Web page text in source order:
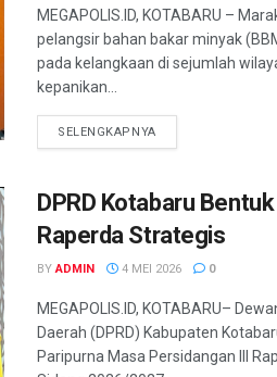
MEGAPOLIS.ID, KOTABARU –
pelangsir bahan bakar minyak
pada kelangkaan di sejumlah
kepanikan...
SELENGKAPNYA
DPRD Kotabaru
Raperda Strategis
BY ADMIN 4 MEI 2026 0
MEGAPOLIS.ID, KOTABARU–
Daerah (DPRD) Kabupaten
Paripurna Masa Persidangan III